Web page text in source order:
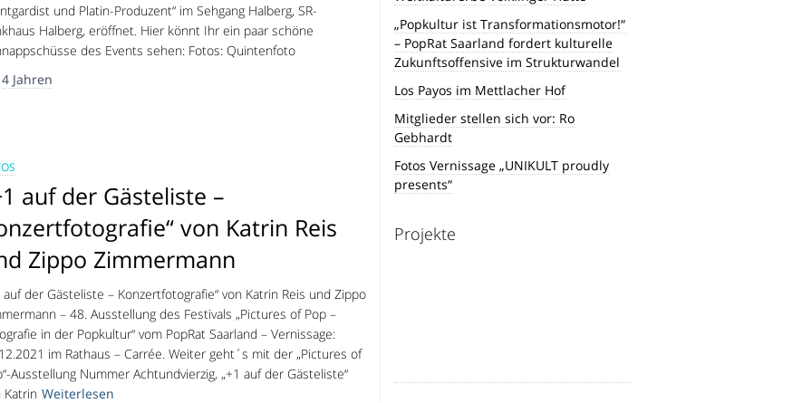
und Platin-Produzent“ im Sehgang Halberg, SR-
Halberg, eröffnet. Hier könnt Ihr ein paar schöne
des Events sehen: Fotos: Quintenfoto
4 Jahren
auf der Gästeliste –
von Katrin Reis
Zippo Zimmermann
auf der Gästeliste – Konzertfotografie“ von Katrin Reis und Zippo
– 48. Ausstellung des Festivals „Pictures of Pop –
in der Popkultur“ vom PopRat Saarland – Vernissage:
im Rathaus – Carrée. Weiter geht´s mit der „Pictures of
Ausstellung Nummer Achtundvierzig, „+1 auf der Gästeliste“
Katrin Weiterlesen
„Popkultur ist Transformationsmotor!“
– PopRat Saarland fordert kulturelle
Zukunftsoffensive im Strukturwandel
Los Payos im Mettlacher Hof
Mitglieder stellen sich vor: Ro
Gebhardt
Fotos Vernissage „UNIKULT proudly
presents“
Projekte